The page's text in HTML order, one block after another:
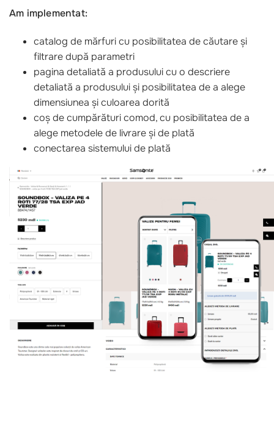
Am implementat:
catalog de mărfuri cu posibilitatea de căutare și
filtrare după parametri
pagina detaliată a produsului cu o descriere
detaliată a produsului și posibilitatea de a alege
dimensiunea și culoarea dorită
coș de cumpărături comod, cu posibilitatea de a
alege metodele de livrare și de plată
conectarea sistemului de plată